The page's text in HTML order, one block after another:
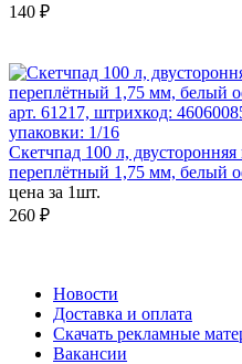
140 ₽
арт. 61217, штрихкод:
упаковки: 1/16
Скетчпад 100 л,
переплётный 1,75 мм, белый
цена за 1шт.
260 ₽
Новости
Доставка и оплата
Скачать рекламные
Вакансии